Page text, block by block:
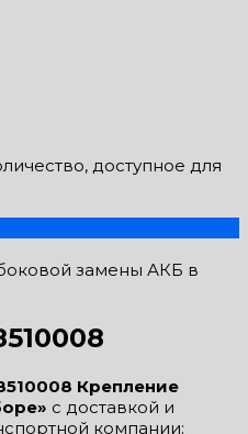
доступное для
замены АКБ в
Крепление
с доставкой и
компании: